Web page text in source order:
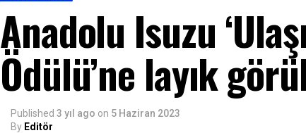
Anadolu Isuzu
Ödülü’ne layık
Published 3 yıl ago on 5 Haziran 2023
By Editör